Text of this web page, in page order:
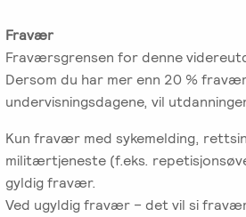
Fravær
Fraværsgrensen for denne
Dersom du har mer enn 20 %
undervisningsdagene, vil
Kun fravær med sykemelding,
militærtjeneste (f.eks.
gyldig fravær.
Ved ugyldig fravær – det vil si